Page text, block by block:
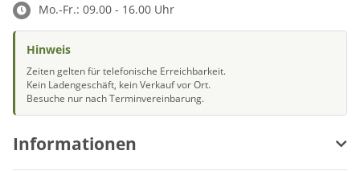
Mo.-Fr.: 09.00 - 16.00 Uhr
Hinweis
Zeiten gelten für telefonische Erreichbarkeit.
Kein Ladengeschäft, kein Verkauf vor Ort.
Besuche nur nach Terminvereinbarung.
Informationen